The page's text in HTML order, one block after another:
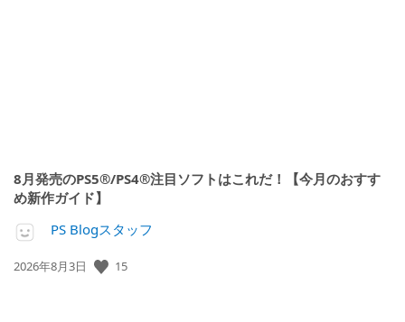
8月発売のPS5®/PS4®注目ソフトはこれだ！【今月のおすす
め新作ガイド】
PS Blogスタッフ
公
2026年8月3日 15